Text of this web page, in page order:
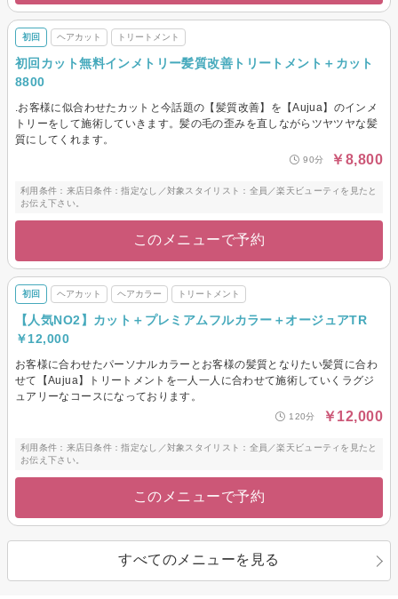
初回 ヘアカット トリートメント
初回カット無料インメトリー髪質改善トリートメント＋カット
8800
.お客様に似合わせたカットと今話題の【髪質改善】を【Aujua】のインメ
トリーをして施術していきます。髪の毛の歪みを直しながらツヤツヤな髪
質にしてくれます。
90分 ￥8,800
利用条件：来店日条件：指定なし／対象スタイリスト：全員／楽天ビューティを見たと
お伝え下さい。
このメニューで予約
初回 ヘアカット ヘアカラー トリートメント
【人気NO2】カット＋プレミアムフルカラー＋オージュアTR
￥12,000
お客様に合わせたパーソナルカラーとお客様の髪質となりたい髪質に合わ
せて【Aujua】トリートメントを一人一人に合わせて施術していくラグジ
ュアリーなコースになっております。
120分 ￥12,000
利用条件：来店日条件：指定なし／対象スタイリスト：全員／楽天ビューティを見たと
お伝え下さい。
このメニューで予約
すべてのメニューを見る